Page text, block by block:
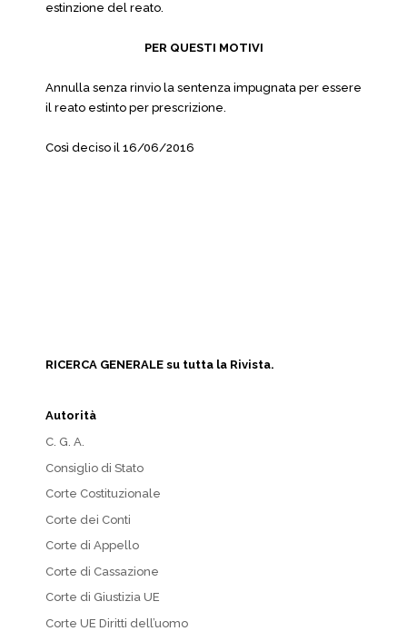
estinzione del reato.
PER QUESTI MOTIVI
Annulla senza rinvio la sentenza impugnata per essere
il reato estinto per prescrizione.
Così deciso il 16/06/2016
RICERCA GENERALE su tutta la Rivista.
Autorità
C. G. A.
Consiglio di Stato
Corte Costituzionale
Corte dei Conti
Corte di Appello
Corte di Cassazione
Corte di Giustizia UE
Corte UE Diritti dell’uomo